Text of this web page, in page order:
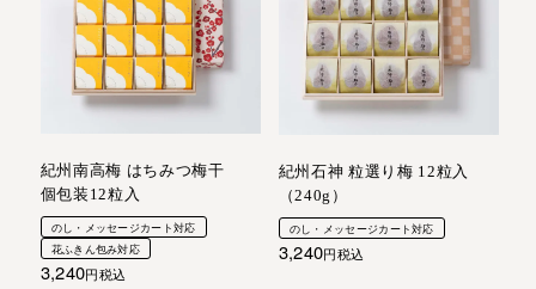
紀州南高梅 はちみつ梅干
個包装12粒入
のし・メッセージカート対応
花ふきん包み対応
3,240 税込
紀州石神 粒選り梅 12粒入
（240g）
のし・メッセージカート対応
3,240 税込